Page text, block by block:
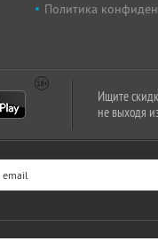
Политика
Ищите
не выходя